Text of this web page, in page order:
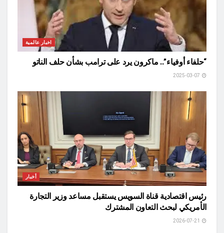
اخبار عالمية
“حلفاء أوفياء”.. ماكرون يرد على ترامب بشأن حلف الناتو
أخبار
رئيس اقتصادية قناة السويس يستقبل مساعد وزير التجارة
الأمريكي لبحث التعاون المشترك